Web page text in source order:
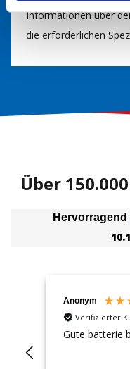
Informationen über
die erforderlichen
Über
Hervorragend
Anonym
Verifizierter
Gute batterie